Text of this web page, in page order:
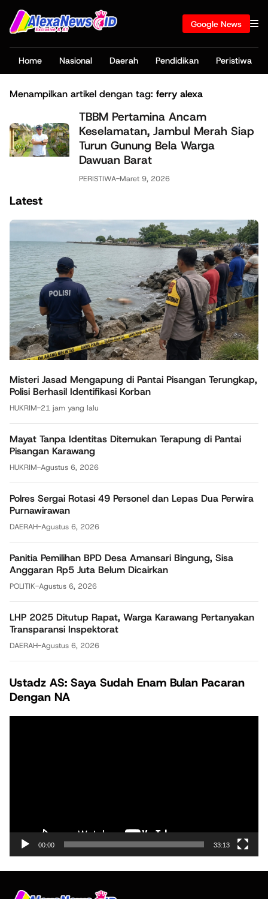
Google News
Home Nasional Daerah Pendidikan Peristiwa
Menampilkan artikel dengan tag: ferry alexa
TBBM Pertamina Ancam
Keselamatan, Jambul Merah Siap
Turun Gunung Bela Warga
Dawuan Barat
PERISTIWA-Maret 9, 2026
Latest
Misteri Jasad Mengapung di Pantai Pisangan Terungkap,
Polisi Berhasil Identifikasi Korban
HUKRIM-21 jam yang lalu
Mayat Tanpa Identitas Ditemukan Terapung di Pantai
Pisangan Karawang
HUKRIM-Agustus 6, 2026
Polres Sergai Rotasi 49 Personel dan Lepas Dua Perwira
Purnawirawan
DAERAH-Agustus 6, 2026
Panitia Pemilihan BPD Desa Amansari Bingung, Sisa
Anggaran Rp5 Juta Belum Dicairkan
POLITIK-Agustus 6, 2026
LHP 2025 Ditutup Rapat, Warga Karawang Pertanyakan
Transparansi Inspektorat
DAERAH-Agustus 6, 2026
Ustadz AS: Saya Sudah Enam Bulan Pacaran
Dengan NA
00:00 33:13